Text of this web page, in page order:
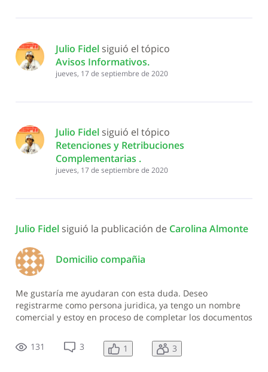
Julio Fidel siguió el tópico
Avisos Informativos.
jueves, 17 de septiembre de 2020
Julio Fidel siguió el tópico
Retenciones y Retribuciones
Complementarias .
jueves, 17 de septiembre de 2020
Julio Fidel siguió la publicación de Carolina Almonte
Domicilio compañia
Me gustaría me ayudaran con esta duda. Deseo
registrarme como persona juridica, ya tengo un nombre
comercial y estoy en proceso de completar los documentos
tengo local, practicamente aun no lo he encontrado y un
amigo me ofreció un espacio en su
131 3 1 3